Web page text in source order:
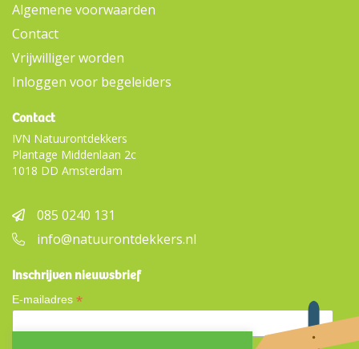
Algemene voorwaarden
Contact
Vrijwilliger worden
Inloggen voor begeleiders
Contact
IVN Natuurontdekkers
Plantage Middenlaan 2c
1018 DD Amsterdam
085 0240 131
info@natuurontdekkers.nl
Inschrijven nieuwsbrief
E-mailadres *